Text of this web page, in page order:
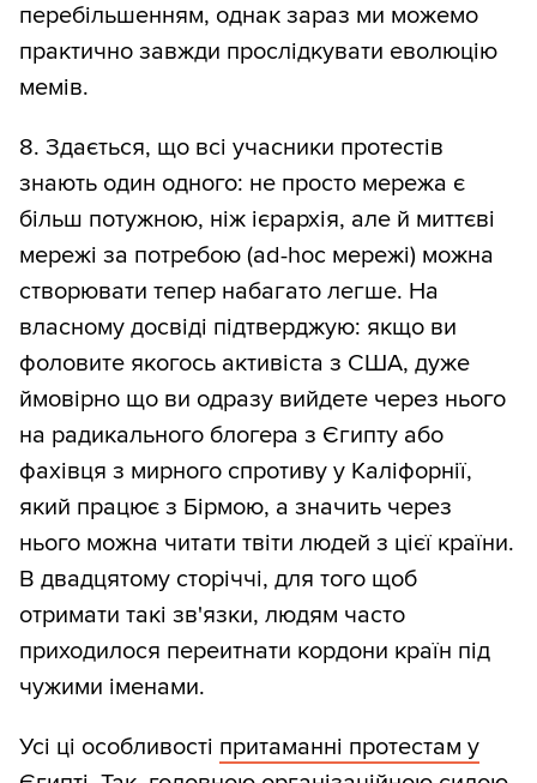
перебільшенням, однак зараз ми можемо
практично завжди прослідкувати еволюцію
мемів.
8. Здається, що всі учасники протестів
знають один одного: не просто мережа є
більш потужною, ніж ієрархія, але й миттєві
мережі за потребою (ad-hoc мережі) можна
створювати тепер набагато легше. На
власному досвіді підтверджую: якщо ви
фоловите якогось активіста з США, дуже
ймовірно що ви одразу вийдете через нього
на радикального блогера з Єгипту або
фахівця з мирного спротиву у Каліфорнії,
який працює з Бірмою, а значить через
нього можна читати твіти людей з цієї країни.
В двадцятому сторіччі, для того щоб
отримати такі зв'язки, людям часто
приходилося переитнати кордони країн під
чужими іменами.
Усі ці особливості притаманні протестам у